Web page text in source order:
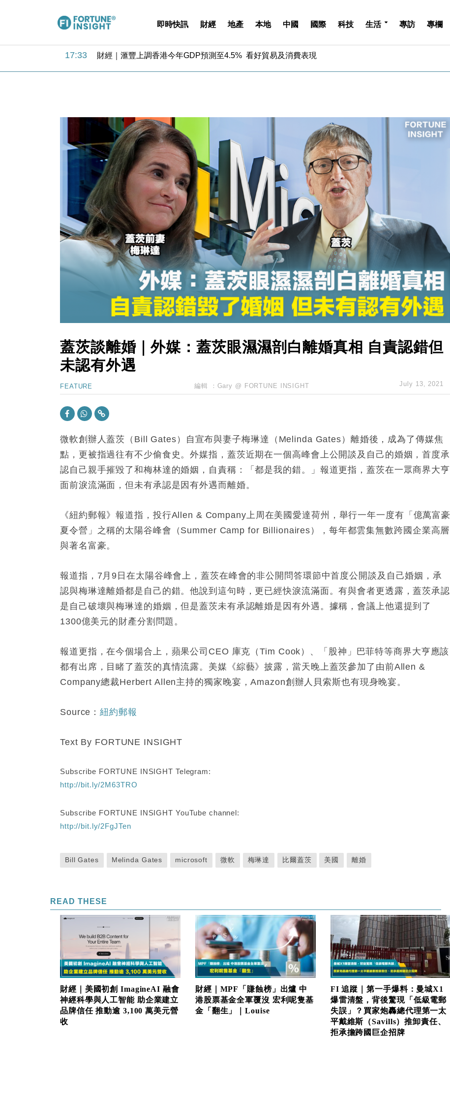
即時快訊 財經 地產 本地 中國 國際 科技 生活 專訪 專欄
18:31 財經｜華僑銀行上半年淨利創新高 中期息增15%至47仙
17:33 財經｜滙豐上調香港今年GDP預測至4.5% 看好貿易及消費表現
13:44 財經｜內地7月美元計價出口增近24%勝預期 貿易順差達1125億美元
財經｜日本春季三度入市撐日圓 4月單日斥6.28萬億日圓干預創新高
11:12 國際｜特朗普料美伊戰事快結束 承認部分彈藥庫存緊張
15:59 財經｜SA售股自救後再出手 斥4億美元押注未上市公司
18:31 財經｜華僑銀行上半年淨利創新高 中期息增15%至47仙
17:33 財經｜滙豐上調香港今年GDP預測至4.5% 看好貿易及消費表現
16:47 本地｜假冒內地執法人員要求交「保證金」 43歲女子損失近6900萬元
16:05 財經｜日經失守6.5萬點後回穩 全周仍升近2%
15:47 財經｜恒隆10月換帥 玩具「反」斗城亞洲CEO蔡德粦接任
15:11 財經｜韓股反覆波動收跌 連挫7周創逾3年最長跌勢
13:44 財經｜內地7月美元計價出口增近24%勝預期 貿易順差達1125億美元
12:44 財經｜日本春季三度入市撐日圓 4月單日斥6.28萬億日圓干預創新高
11:12 國際｜特朗普料美伊戰事快結束 承認部分彈藥庫存緊張
15:59 財經｜SA售股自救後再出手 斥4億美元押注未上市公司
蓋茨談離婚｜外媒：蓋茨眼濕濕剖白離婚真相 自責認錯但
未認有外遇
FEATURE 編輯 ： Gary @ FORTUNE INSIGHT July 13, 2021
微軟創辦人蓋茨（Bill Gates）自宣布與妻子梅琳達（Melinda Gates）離婚後，成為了傳媒焦
點，更被指過往有不少偷食史。外媒指，蓋茨近期在一個高峰會上公開談及自己的婚姻，首度承
認自己親手摧毀了和梅林達的婚姻，自責稱：「都是我的錯。」報道更指，蓋茨在一眾商界大亨
面前淚流滿面，但未有承認是因有外遇而離婚。
《紐約郵報》報道指，投行Allen & Company上周在美國愛達荷州，舉行一年一度有「億萬富豪
夏令營」之稱的太陽谷峰會（Summer Camp for Billionaires），每年都雲集無數跨國企業高層
與著名富豪。
報道指，7月9日在太陽谷峰會上，蓋茨在峰會的非公開問答環節中首度公開談及自己婚姻，承
認與梅琳達離婚都是自己的錯。他說到這句時，更已經快淚流滿面。有與會者更透露，蓋茨承認
是自己破壞與梅琳達的婚姻，但是蓋茨未有承認離婚是因有外遇。據稱，會議上他還提到了
1300億美元的財產分割問題。
報道更指，在今個場合上，蘋果公司CEO 庫克（Tim Cook）、「股神」巴菲特等商界大亨應該
都有出席，目睹了蓋茨的真情流露。美媒《綜藝》披露，當天晚上蓋茨參加了由前Allen &
Company總裁Herbert Allen主持的獨家晚宴，Amazon創辦人貝索斯也有現身晚宴。
Source：紐約郵報
Text By FORTUNE INSIGHT
Subscribe FORTUNE INSIGHT Telegram:
http://bit.ly/2M63TRO
Subscribe FORTUNE INSIGHT YouTube channel:
http://bit.ly/2FgJTen
Bill Gates Melinda Gates microsoft 微軟 梅琳達 比爾蓋茨 美國 離婚
READ THESE
財經｜美國初創 ImagineAI 融會
神經科學與人工智能 助企業建立
品牌信任 推動逾 3,100 萬美元營
收
財經｜MPF「賺蝕榜」出爐 中
港股票基金全軍覆沒 宏利呢隻基
金「翻生」｜Louise
FI 追蹤｜第一手爆料：曼城X1
爆雷清盤，背後驚現「低級電郵
失誤」？買家炮轟總代理第一太
平戴維斯（Savills）推卸責任、
拒承擔跨國巨企招牌